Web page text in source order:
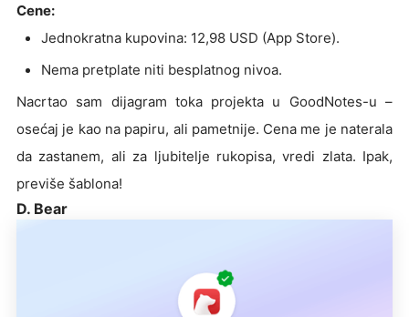
Cene:
Jednokratna kupovina: 12,98 USD (App Store).
Nema pretplate niti besplatnog nivoa.
Nacrtao sam dijagram toka projekta u GoodNotes-u –
osećaj je kao na papiru, ali pametnije. Cena me je naterala
da zastanem, ali za ljubitelje rukopisa, vredi zlata. Ipak,
previše šablona!
D. Bear